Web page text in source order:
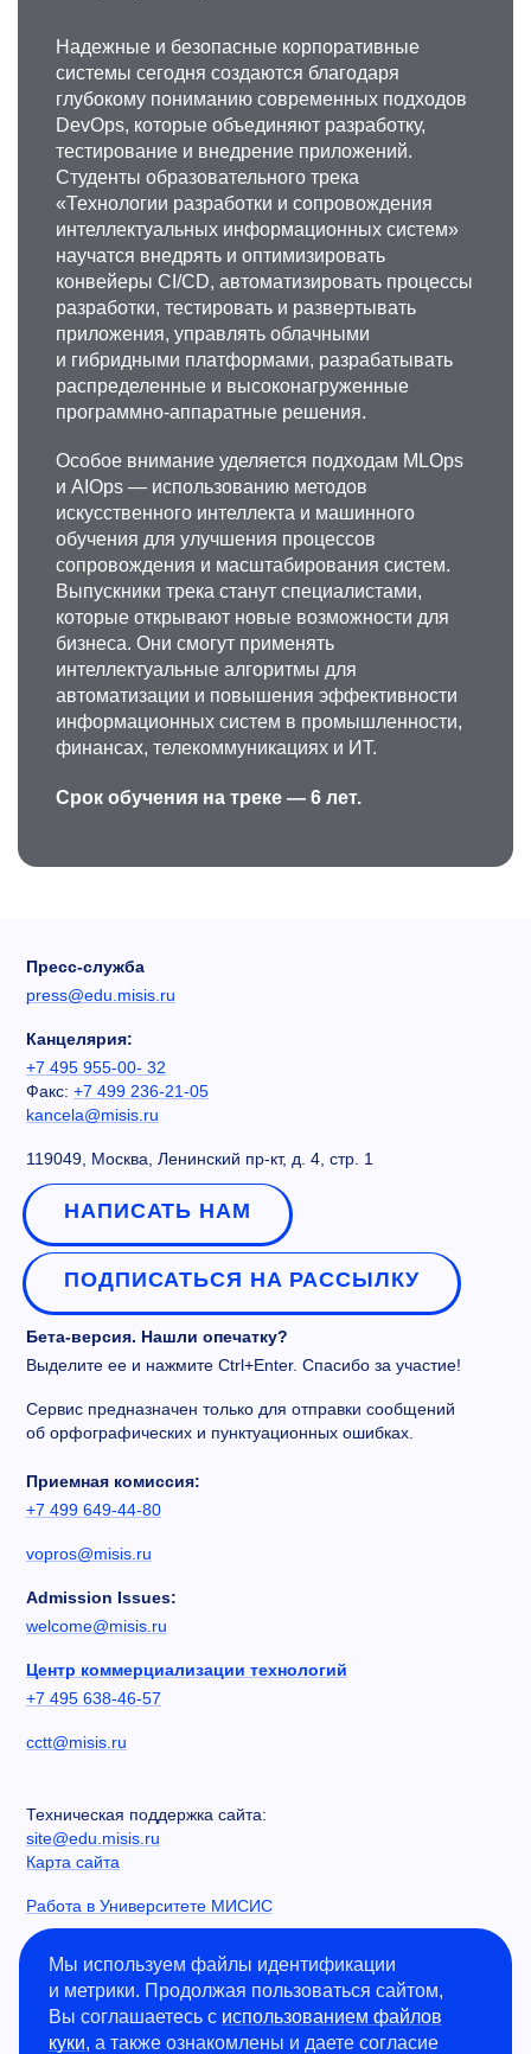
Надежные и безопасные корпоративные
системы сегодня создаются благодаря
глубокому пониманию современных подходов
DevOps, которые объединяют разработку,
тестирование и внедрение приложений.
Студенты образовательного трека
«Технологии разработки и сопровождения
интеллектуальных информационных систем»
научатся внедрять и оптимизировать
конвейеры CI/CD, автоматизировать процессы
разработки, тестировать и развертывать
приложения, управлять облачными
и гибридными платформами, разрабатывать
распределенные и высоконагруженные
программно-аппаратные решения.
Особое внимание уделяется подходам MLOps
и AIOps — использованию методов
искусственного интеллекта и машинного
обучения для улучшения процессов
сопровождения и масштабирования систем.
Выпускники трека станут специалистами,
которые открывают новые возможности для
бизнеса. Они смогут применять
интеллектуальные алгоритмы для
автоматизации и повышения эффективности
информационных систем в промышленности,
финансах, телекоммуникациях и ИТ.
Срок обучения на треке — 6 лет.
Пресс-служба
press@edu.misis.ru
Канцелярия:
+7 495 955-00- 32
Факс: +7 499 236-21-05
kancela@misis.ru
119049, Москва, Ленинский пр-кт, д. 4, стр. 1
НАПИСАТЬ НАМ
ПОДПИСАТЬСЯ НА РАССЫЛКУ
Бета-версия. Нашли опечатку?
Выделите ее и нажмите Ctrl+Enter. Спасибо за участие!
Сервис предназначен только для отправки сообщений
об орфографических и пунктуационных ошибках.
Приемная комиссия:
+7 499 649-44-80
vopros@misis.ru
Admission Issues:
welcome@misis.ru
Центр коммерциализации технологий
+7 495 638-46-57
cctt@misis.ru
Техническая поддержка сайта:
site@edu.misis.ru
Карта сайта
Работа в Университете МИСИС
Сведения об образовательной организации
Информация о закупках
Противодействие коррупции
Политика конфиденциальности
Мы используем файлы идентификации
и метрики. Продолжая пользоваться сайтом,
Вы соглашаетесь с использованием файлов
куки, а также ознакомлены и даете согласие